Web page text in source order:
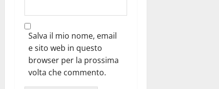
Salva il mio nome, email
e sito web in questo
browser per la prossima
volta che commento.